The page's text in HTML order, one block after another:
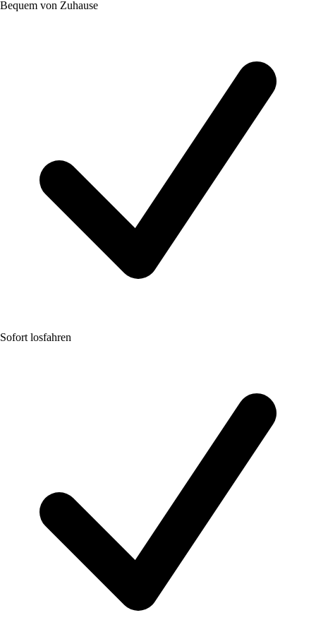
Bequem von Zuhause
Sofort losfahren